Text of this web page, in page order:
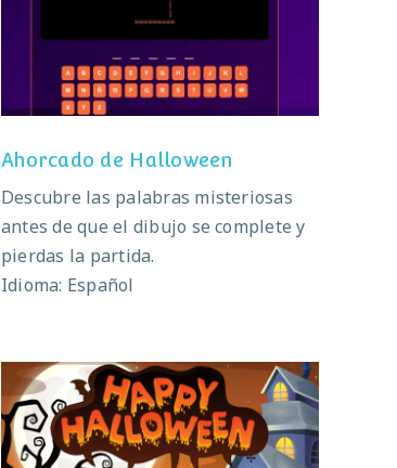
Ahorcado de Halloween
Ahorcado de Halloween
Descubre las palabras misteriosas
antes de que el dibujo se complete y
pierdas la partida.
Idioma: Español